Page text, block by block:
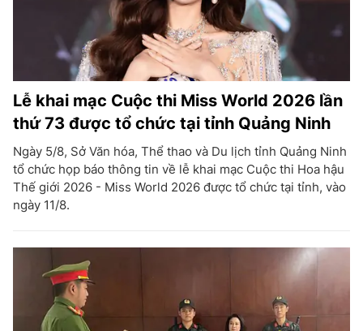
Lễ khai mạc Cuộc thi Miss World 2026 lần
thứ 73 được tổ chức tại tỉnh Quảng Ninh
Ngày 5/8, Sở Văn hóa, Thể thao và Du lịch tỉnh Quảng Ninh
tổ chức họp báo thông tin về lễ khai mạc Cuộc thi Hoa hậu
Thế giới 2026 - Miss World 2026 được tổ chức tại tỉnh, vào
ngày 11/8.